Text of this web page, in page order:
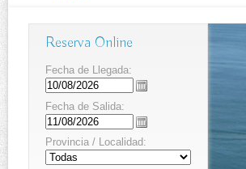
Reserva Online
Fecha de Llegada:
Fecha de Salida:
Provincia / Localidad: